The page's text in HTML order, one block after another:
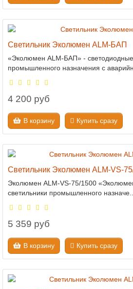
Светильник Эколюмен ALM-БАП
«Эколюмен ALM-БАП» - светодиодные
промышленного назначения с
4 200 руб
В корзину Купить сразу
Светильник Эколюмен ALM-VS-
Эколюмен ALM-VS-75/1500
светильники промышленного назначе..
5 359 руб
В корзину Купить сразу